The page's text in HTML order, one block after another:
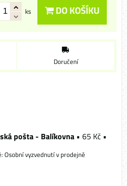
ks DO KOŠÍKU
Doručení
pošta - Balíkovna • 65 Kč •
Osobní vyzvednutí v prodejně